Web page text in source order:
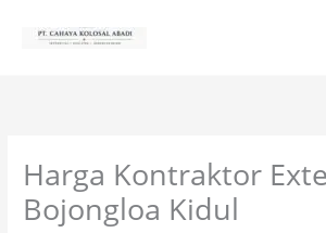
Harga Kontraktor
Bojongloa Kidul